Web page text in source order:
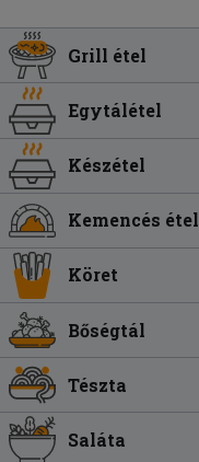
Grill étel
Egytálétel
Készétel
Kemencés étel
Köret
Bőségtál
Tészta
Saláta